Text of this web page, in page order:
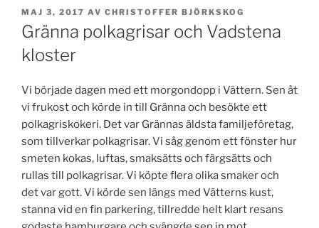
PUBLICERAT
MAJ 3, 2017 AV CHRISTOFFER BJÖRKSKOG
Gränna polkagrisar och Vadstena
kloster
Vi började dagen med ett morgondopp i Vättern. Sen åt
vi frukost och körde in till Gränna och besökte ett
polkagriskokeri. Det var Grännas äldsta familjeföretag,
som tillverkar polkagrisar. Vi såg genom ett fönster hur
smeten kokas, luftas, smaksätts och färgsätts och
rullas till polkagrisar. Vi köpte flera olika smaker och
det var gott. Vi körde sen längs med Vätterns kust,
stanna vid en fin parkering, tillredde helt klart resans